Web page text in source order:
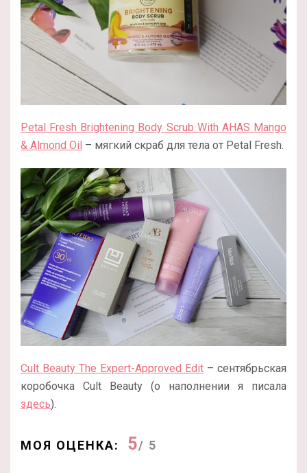
Petal Fresh Brightening Body Scrub With AHAS Mango
& Almond Oil – мягкий скраб для тела от Petal Fresh.
Cult Beauty The Expert-Approved Edit – сентябрьская
коробочка Cult Beauty (о наполнении я писала
здесь).
МОЯ ОЦЕНКА: 5/ 5